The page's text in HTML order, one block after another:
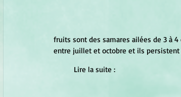
fruits sont des samares ailées de 3 à
entre juillet et octobre et ils persistent
	Lire la suite :